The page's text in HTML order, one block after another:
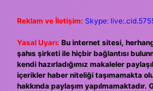
Reklam ve İletişim: Skype:
Yasal Uyarı: Bu internet sitesi,
şahıs şirketi ile hiçbir bağlantısı
kendi hazırladığımız makaleler
içerikler haber niteliği taşımamakta
hakkında paylaşım